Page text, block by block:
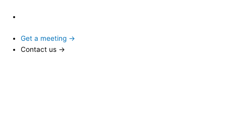
Get a meeting →
Contact us →